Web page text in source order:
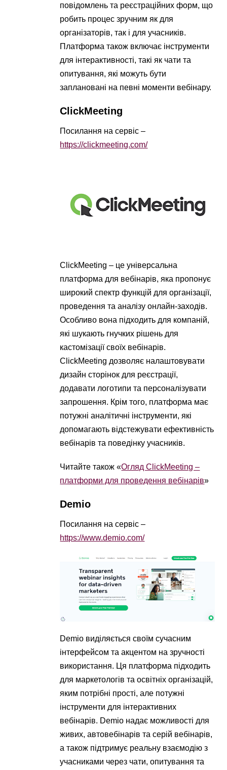
повідомлень та реєстраційних форм, що
робить процес зручним як для
організаторів, так і для учасників.
Платформа також включає інструменти
для інтерактивності, такі як чати та
опитування, які можуть бути
заплановані на певні моменти вебінару.
ClickMeeting
Посилання на сервіс –
https://clickmeeting.com/
ClickMeeting – це універсальна
платформа для вебінарів, яка пропонує
широкий спектр функцій для організації,
проведення та аналізу онлайн-заходів.
Особливо вона підходить для компаній,
які шукають гнучких рішень для
кастомізації своїх вебінарів.
ClickMeeting дозволяє налаштовувати
дизайн сторінок для реєстрації,
додавати логотипи та персоналізувати
запрошення. Крім того, платформа має
потужні аналітичні інструменти, які
допомагають відстежувати ефективність
вебінарів та поведінку учасників.
Читайте також «Огляд ClickMeeting –
платформи для проведення вебінарів‎»
Demio
Посилання на сервіс –
https://www.demio.com/
Demio виділяється своїм сучасним
інтерфейсом та акцентом на зручності
використання. Ця платформа підходить
для маркетологів та освітніх організацій,
яким потрібні прості, але потужні
інструменти для інтерактивних
вебінарів. Demio надає можливості для
живих, автовебінарів та серій вебінарів,
а також підтримує реальну взаємодію з
учасниками через чати, опитування та